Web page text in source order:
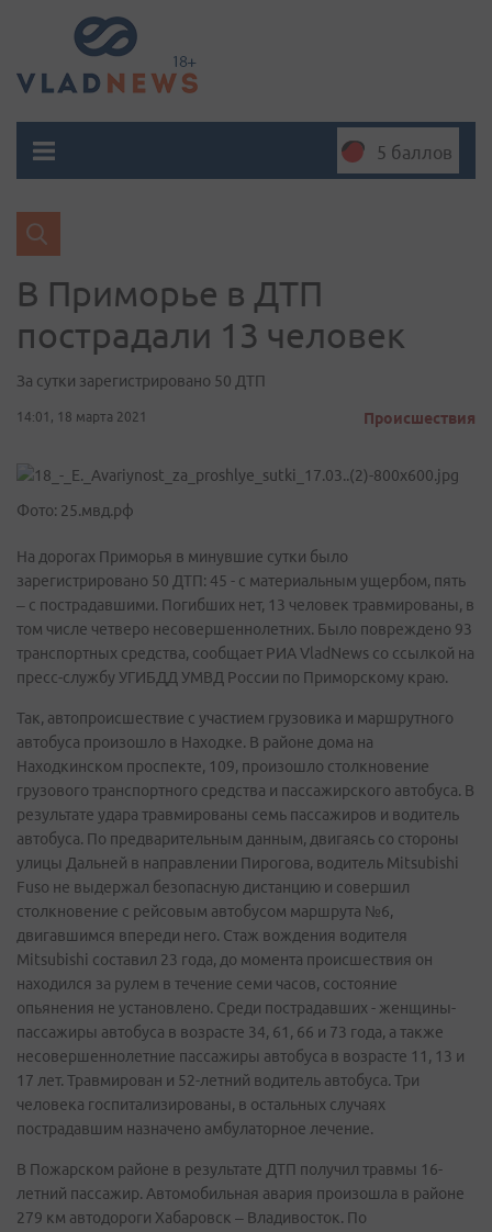
5 баллов
В Приморье в ДТП
пострадали 13 человек
За сутки зарегистрировано 50 ДТП
14:01, 18 марта 2021 Происшествия
Фото: 25.мвд.рф
На дорогах Приморья в минувшие сутки было
зарегистрировано 50 ДТП: 45 - с материальным ущербом, пять
– с пострадавшими. Погибших нет, 13 человек травмированы, в
том числе четверо несовершеннолетних. Было повреждено 93
транспортных средства, сообщает РИА VladNews со ссылкой на
пресс-службу УГИБДД УМВД России по Приморскому краю.
Так, автопроисшествие с участием грузовика и маршрутного
автобуса произошло в Находке. В районе дома на
Находкинском проспекте, 109, произошло столкновение
грузового транспортного средства и пассажирского автобуса. В
результате удара травмированы семь пассажиров и водитель
автобуса. По предварительным данным, двигаясь со стороны
улицы Дальней в направлении Пирогова, водитель Mitsubishi
Fuso не выдержал безопасную дистанцию и совершил
столкновение с рейсовым автобусом маршрута №6,
двигавшимся впереди него. Стаж вождения водителя
Mitsubishi составил 23 года, до момента происшествия он
находился за рулем в течение семи часов, состояние
опьянения не установлено. Среди пострадавших - женщины-
пассажиры автобуса в возрасте 34, 61, 66 и 73 года, а также
несовершеннолетние пассажиры автобуса в возрасте 11, 13 и
17 лет. Травмирован и 52-летний водитель автобуса. Три
человека госпитализированы, в остальных случаях
пострадавшим назначено амбулаторное лечение.
В Пожарском районе в результате ДТП получил травмы 16-
летний пассажир. Автомобильная авария произошла в районе
279 км автодороги Хабаровск – Владивосток. По